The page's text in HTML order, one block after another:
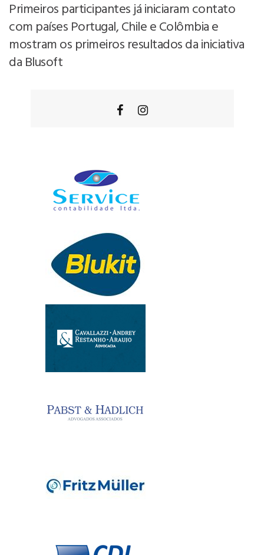
Primeiros participantes já iniciaram contato
com países Portugal, Chile e Colômbia e
mostram os primeiros resultados da iniciativa
da Blusoft